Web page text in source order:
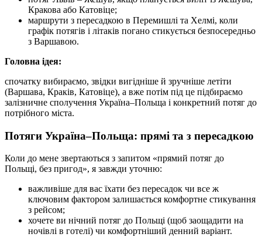
Кракова або Катовіце;
маршрути з пересадкою в Перемишлі та Хелмі, коли
графік потягів і літаків погано стикується безпосередньо
з Варшавою.
Головна ідея:
спочатку вибираємо, звідки вигідніше й зручніше летіти
(Варшава, Краків, Катовіце), а вже потім під це підбираємо
залізничне сполучення Україна–Польща і конкретний потяг до
потрібного міста.
Потяги Україна–Польща: прямі та з пересадкою
Коли до мене звертаються з запитом «прямий потяг до
Польщі, без пригод», я завжди уточню:
важливіше для вас їхати без пересадок чи все ж
ключовим фактором залишається комфортне стикування
з рейсом;
хочете ви нічний потяг до Польщі (щоб заощадити на
ночівлі в готелі) чи комфортніший денний варіант.